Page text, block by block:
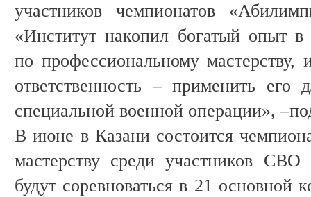
участников чемпионатов
«Институт накопил богатый опыт в
по профессиональному
ответственность – применить его
специальной военной операции»,
В июне в Казани состоится
мастерству среди участников
будут соревноваться в 21 основной